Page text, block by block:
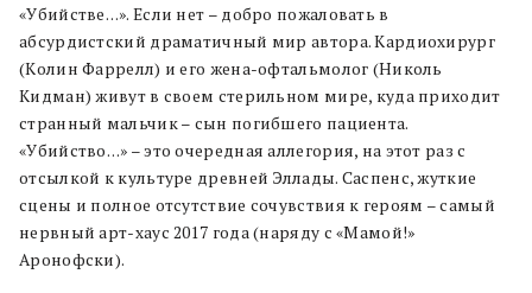
«Убийстве…». Если нет – добро пожаловать в
абсурдистский драматичный мир автора. Кардиохирург
(Колин Фаррелл) и его жена-офтальмолог (Николь
Кидман) живут в своем стерильном мире, куда приходит
странный мальчик – сын погибшего пациента.
«Убийство…» – это очередная аллегория, на этот раз с
отсылкой к культуре древней Эллады. Саспенс, жуткие
сцены и полное отсутствие сочувствия к героям – самый
нервный арт-хаус 2017 года (наряду с «Мамой!»
Аронофски).